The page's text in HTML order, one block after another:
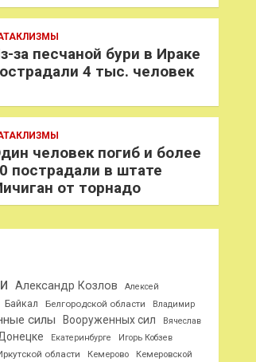
за песчаной бури в Ираке
4 тыс. человек
человек погиб и более
пострадали в штате
от торнадо
Александр Козлов
Алексей
Байкал Белгородской области
Владимир
силы Вооруженных сил
Вячеслав
Екатеринбурге
Игорь Кобзев
области Кемерово
Кемеровской